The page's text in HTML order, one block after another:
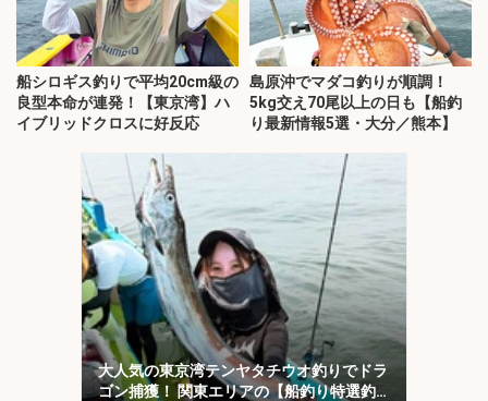
船シロギス釣りで平均20cm級の
良型本命が連発！【東京湾】ハ
イブリッドクロスに好反応
島原沖でマダコ釣りが順調！
5kg交え70尾以上の日も【船釣
り最新情報5選・大分／熊本】
大人気の東京湾テンヤタチウオ釣りでドラ
ゴン捕獲！ 関東エリアの【船釣り特選釣